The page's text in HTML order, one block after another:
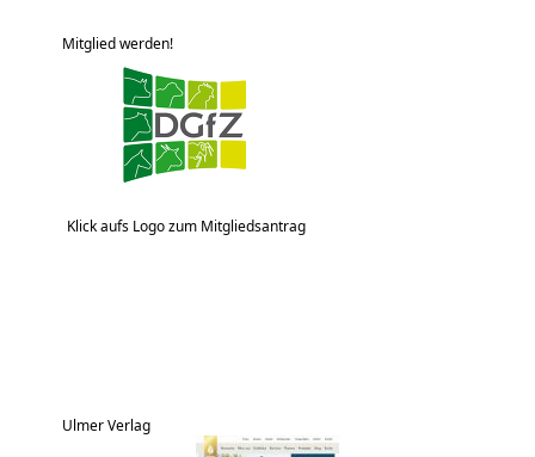
Mitglied werden!
Klick aufs Logo zum Mitgliedsantrag
Ulmer Verlag